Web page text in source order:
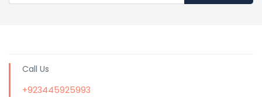
Call Us
+923445925993